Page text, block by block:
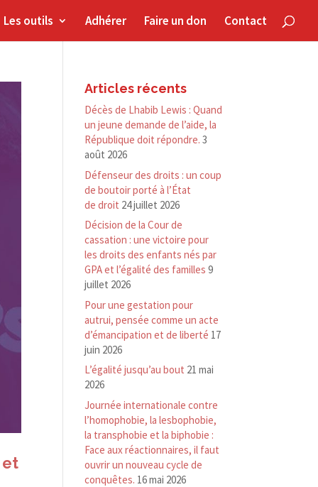
Les outils Adhérer Faire un don Contact
et
Articles récents
Décès de Lhabib Lewis : Quand
un jeune demande de l’aide, la
République doit répondre. 3
août 2026
Défenseur des droits : un coup
de boutoir porté à l’État
de droit 24 juillet 2026
Décision de la Cour de
cassation : une victoire pour
les droits des enfants nés par
GPA et l’égalité des familles 9
juillet 2026
Pour une gestation pour
autrui, pensée comme un acte
d’émancipation et de liberté 17
juin 2026
L’égalité jusqu’au bout 21 mai
2026
Journée internationale contre
l’homophobie, la lesbophobie,
la transphobie et la biphobie :
Face aux réactionnaires, il faut
ouvrir un nouveau cycle de
conquêtes. 16 mai 2026